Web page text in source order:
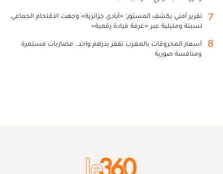
7
تقرير أمني يكشف المستور: «أيادي جزائرية» وجهت الاقتحام الجماعي
لسبتة ومليلية عبر «غرفة قيادة رقمية»
8
أسعار المحروقات بالمغرب تقفز بدرهم واحد.. مضاربات مستمرة
ومنافسة صورية